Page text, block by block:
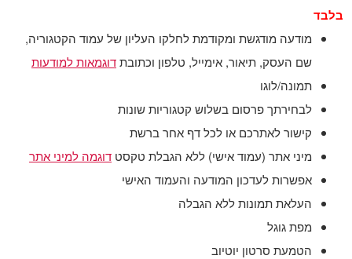
בלבד
מודעה מודגשת ומקודמת לחלקו העליון של עמוד הקטגוריה,
שם העסק, תיאור, אימייל, טלפון וכתובתדוגמאות למודעות
תמונה/לוגו
לבחירתך פרסום בשלוש קטגוריות שונות
קישור לאתרכם או לכל דף אחר ברשת
מיני אתר (עמוד אישי) ללא הגבלת טקסט דוגמה למיני אתר
אפשרות לעדכון המודעה והעמוד האישי
העלאת תמונות ללא הגבלה
מפת גוגל
הטמעת סרטון יוטיוב